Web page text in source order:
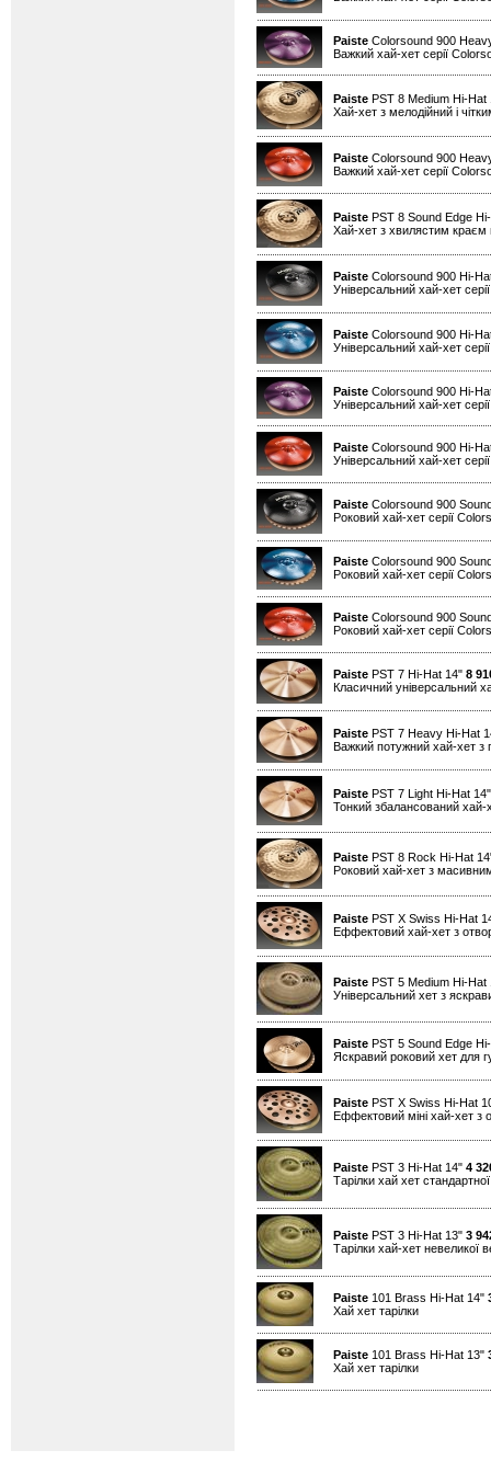
Paiste Colorsound 900
Важкий хай-хет серії
Paiste PST 8 Medium Hi-
Хай-хет з мелодійний і
Paiste Colorsound 900
Важкий хай-хет серії
Paiste PST 8 Sound Edge
Хай-хет з хвилястим краєм
Paiste Colorsound 900 Hi-
Універсальний хай-хет
Paiste Colorsound 900 Hi-
Універсальний хай-хет
Paiste Colorsound 900 Hi-
Універсальний хай-хет
Paiste Colorsound 900 Hi-
Універсальний хай-хет
Paiste Colorsound 900
Роковий хай-хет серії
Paiste Colorsound 900
Роковий хай-хет серії
Paiste Colorsound 900
Роковий хай-хет серії
Paiste PST 7 Hi-Hat 14" 8
Класичний універсальний
Paiste PST 7 Heavy Hi-Hat
Важкий потужний хай-хет з
Paiste PST 7 Light Hi-Hat
Тонкий збалансований
Paiste PST 8 Rock Hi-Hat
Роковий хай-хет з
Paiste PST X Swiss Hi-Hat
Еффектовий хай-хет з
Paiste PST 5 Medium Hi-
Універсальний хет з
Paiste PST 5 Sound Edge
Яскравий роковий хет для
Paiste PST X Swiss Hi-Hat
Еффектовий міні хай-хет з
Paiste PST 3 Hi-Hat 14" 4
Тарілки хай хет
Paiste PST 3 Hi-Hat 13" 3
Тарілки хай-хет невеликої
Paiste 101 Brass Hi-Hat 14"
Хай хет тарілки
Paiste 101 Brass Hi-Hat 13"
Хай хет тарілки